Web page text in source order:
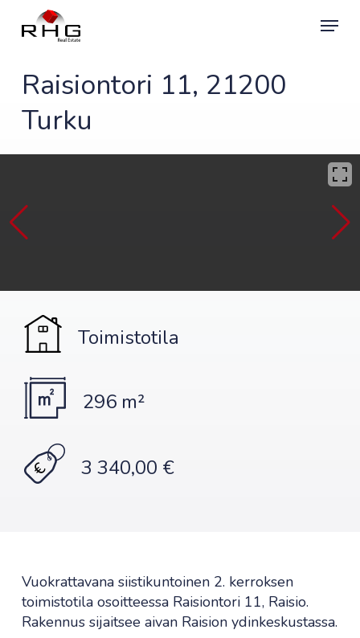
Menu
Raisiontori 11, 21200
Turku
Toimistotila
296 m²
3 340,00 €
Vuokrattavana siistikuntoinen 2. kerroksen
toimistotila osoitteessa Raisiontori 11, Raisio.
Rakennus sijaitsee aivan Raision ydinkeskustassa.